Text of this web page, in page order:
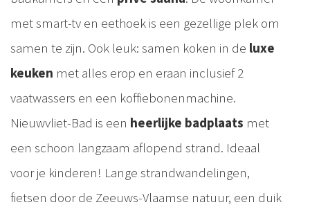
met smart-tv en eethoek is een gezellige plek om
samen te zijn. Ook leuk: samen koken in de luxe
keuken met alles erop en eraan inclusief 2
vaatwassers en een koffiebonenmachine.
Nieuwvliet-Bad is een heerlijke badplaats met
een schoon langzaam aflopend strand. Ideaal
voor je kinderen! Lange strandwandelingen,
fietsen door de Zeeuws-Vlaamse natuur, een duik